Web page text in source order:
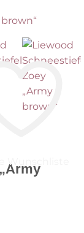
Wunschliste